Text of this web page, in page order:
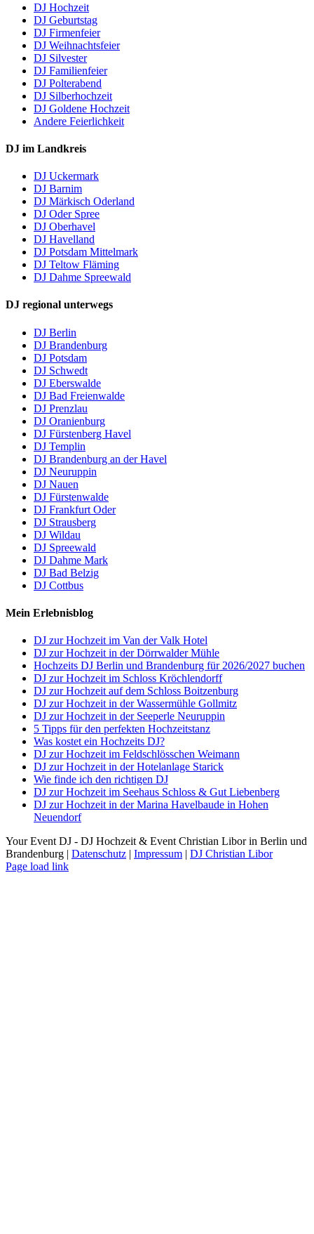
DJ Hochzeit
DJ Geburtstag
DJ Firmenfeier
DJ Weihnachtsfeier
DJ Silvester
DJ Familienfeier
DJ Polterabend
DJ Silberhochzeit
DJ Goldene Hochzeit
Andere Feierlichkeit
DJ im Landkreis
DJ Uckermark
DJ Barnim
DJ Märkisch Oderland
DJ Oder Spree
DJ Oberhavel
DJ Havelland
DJ Potsdam Mittelmark
DJ Teltow Fläming
DJ Dahme Spreewald
DJ regional unterwegs
DJ Berlin
DJ Brandenburg
DJ Potsdam
DJ Schwedt
DJ Eberswalde
DJ Bad Freienwalde
DJ Prenzlau
DJ Oranienburg
DJ Fürstenberg Havel
DJ Templin
DJ Brandenburg an der Havel
DJ Neuruppin
DJ Nauen
DJ Fürstenwalde
DJ Frankfurt Oder
DJ Strausberg
DJ Wildau
DJ Spreewald
DJ Dahme Mark
DJ Bad Belzig
DJ Cottbus
Mein Erlebnisblog
DJ zur Hochzeit im Van der Valk Hotel
DJ zur Hochzeit in der Dörrwalder Mühle
Hochzeits DJ Berlin und Brandenburg für 2026/2027 buchen
DJ zur Hochzeit im Schloss Kröchlendorff
DJ zur Hochzeit auf dem Schloss Boitzenburg
DJ zur Hochzeit in der Wassermühle Gollmitz
DJ zur Hochzeit in der Seeperle Neuruppin
5 Tipps für den perfekten Hochzeitstanz
Was kostet ein Hochzeits DJ?
DJ zur Hochzeit im Feldschlösschen Weimann
DJ zur Hochzeit in der Hotelanlage Starick
Wie finde ich den richtigen DJ
DJ zur Hochzeit im Seehaus Schloss & Gut Liebenberg
DJ zur Hochzeit in der Marina Havelbaude in Hohen
Neuendorf
Your Event DJ - DJ Hochzeit & Event Christian Libor in Berlin und
Brandenburg | Datenschutz | Impressum | DJ Christian Libor
Page load link